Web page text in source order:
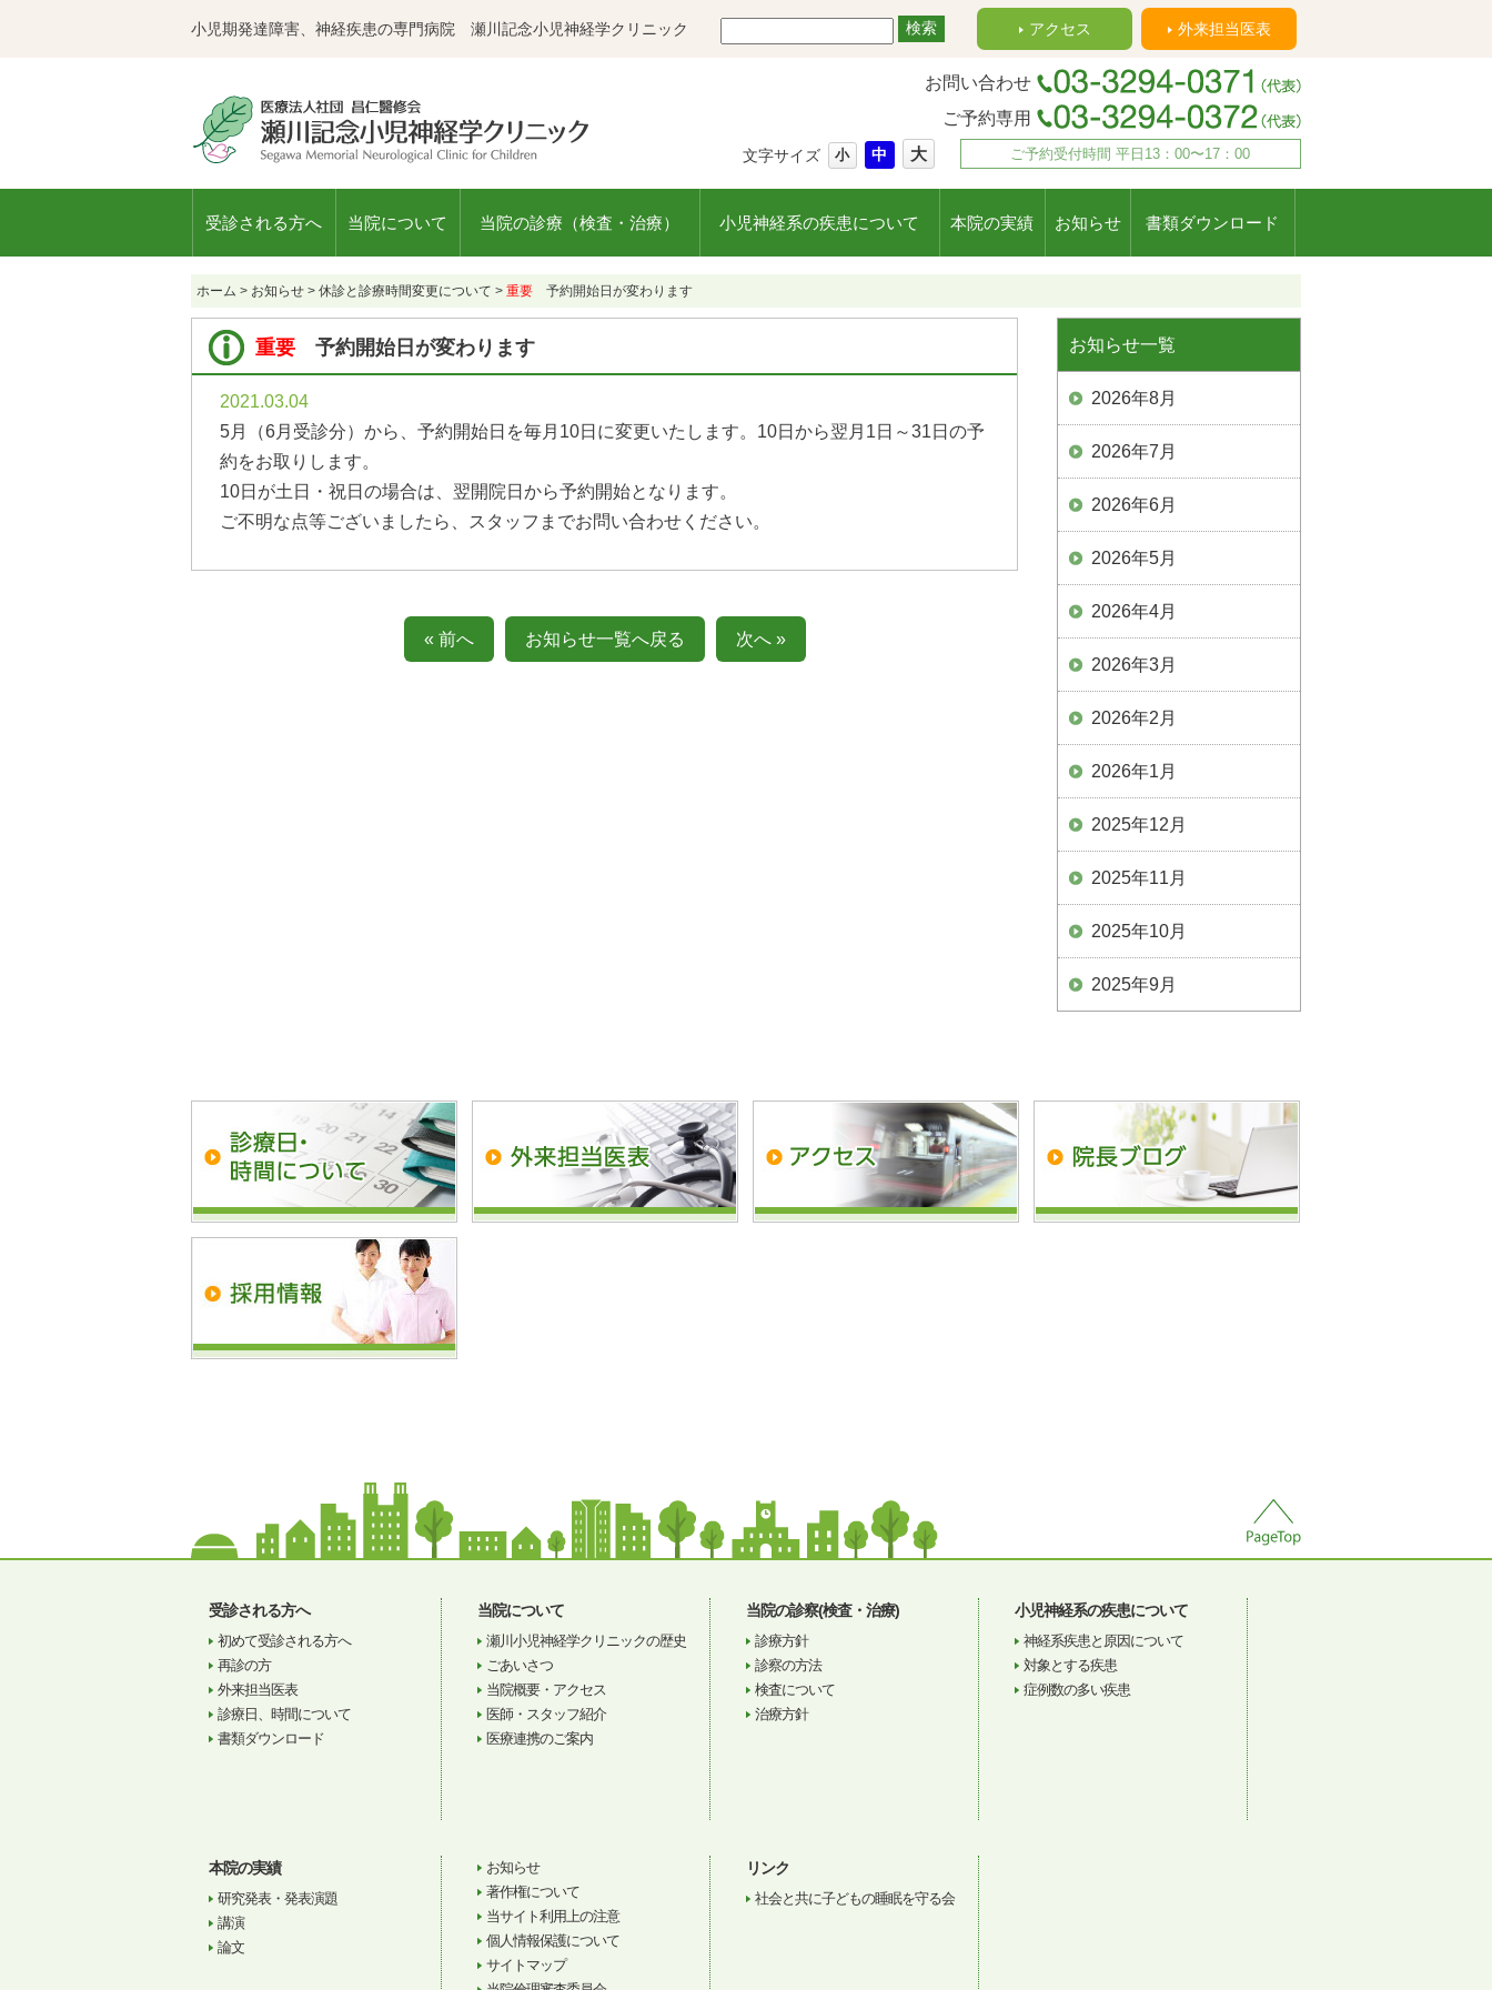
小児期発達障害、神経疾患の専門病院 瀬川記念小児神経学クリニック アクセス 外来担当医表
お問い合わせ
ご予約専用
文字サイズ 小 中 大 ご予約受付時間 平日13：00〜17：00
受診される方へ 当院について 当院の診療（検査・治療） 小児神経系の疾患について 本院の実績 お知らせ 書類ダウンロード
ホーム > お知らせ > 休診と診療時間変更について > 重要 予約開始日が変わります
重要 予約開始日が変わります
2021.03.04
5月（6月受診分）から、予約開始日を毎月10日に変更いたします。10日から翌月1日～31日の予
約をお取りします。
10日が土日・祝日の場合は、翌開院日から予約開始となります。
ご不明な点等ございましたら、スタッフまでお問い合わせください。
« 前へ お知らせ一覧へ戻る 次へ »
お知らせ一覧
2026年8月
2026年7月
2026年6月
2026年5月
2026年4月
2026年3月
2026年2月
2026年1月
2025年12月
2025年11月
2025年10月
2025年9月
受診される方へ
初めて受診される方へ
再診の方
外来担当医表
診療日、時間について
書類ダウンロード
当院について
瀬川小児神経学クリニックの歴史
ごあいさつ
当院概要・アクセス
医師・スタッフ紹介
医療連携のご案内
当院の診察(検査・治療)
診療方針
診察の方法
検査について
治療方針
小児神経系の疾患について
神経系疾患と原因について
対象とする疾患
症例数の多い疾患
本院の実績
研究発表・発表演題
講演
論文
お知らせ
著作権について
当サイト利用上の注意
個人情報保護について
サイトマップ
リンク
社会と共に子どもの睡眠を守る会